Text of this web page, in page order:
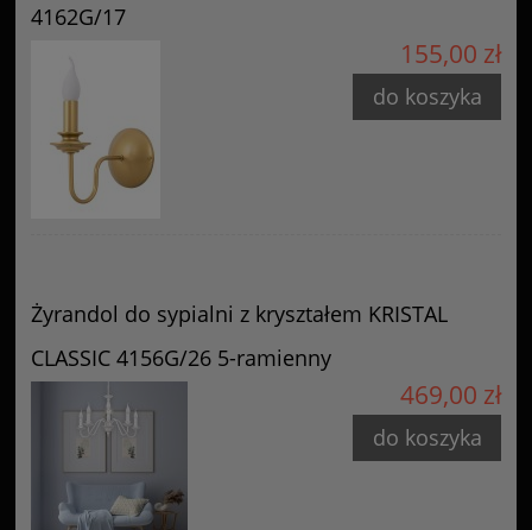
4162G/17
155,00 zł
do koszyka
Żyrandol do sypialni z kryształem KRISTAL
CLASSIC 4156G/26 5-ramienny
469,00 zł
do koszyka